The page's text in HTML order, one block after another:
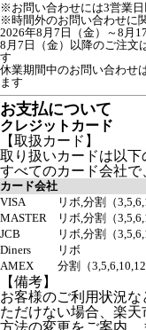
※お問い合わせには3営業日
※時間外のお問い合わせに
2026年8月7日（金）～8月
8月7日（金）以降のご注文
す
休業期間中のお問い合わせ
ます
お支払について
クレジットカード
【取扱カード】
取り扱いカードは以下
すべてのカード会社で
カード会社
VISA
リボ,分割（
MASTER
リボ,分割（
JCB
リボ,分割（
Diners
リボ
AMEX
分割（
【備考】
お客様のご利用状況
ただけない場合、楽
方法の変更をご案内、